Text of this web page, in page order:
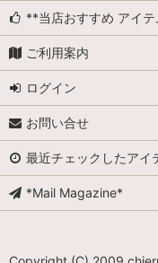
**当店おすすめ アイ
ご利用案内
ログイン
お問い合せ
最近チェックしたアイ
*Mail Magazine*